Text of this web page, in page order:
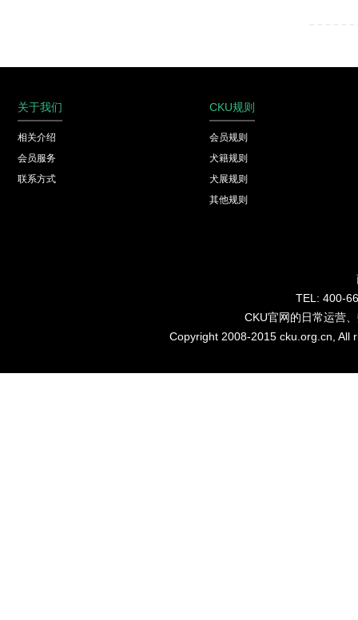
关于我们
相关介绍
会员服务
联系方式
CKU规则
会员规则
犬籍规则
犬展规则
其他规则
TEL: 400-
CKU官网的日常运营
Copyright 2008-2015 cku.org.cn,